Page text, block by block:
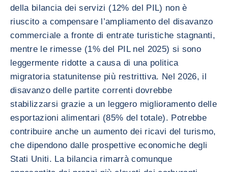
della bilancia dei servizi (12% del PIL) non è
riuscito a compensare l’ampliamento del disavanzo
commerciale a fronte di entrate turistiche stagnanti,
mentre le rimesse (1% del PIL nel 2025) si sono
leggermente ridotte a causa di una politica
migratoria statunitense più restrittiva. Nel 2026, il
disavanzo delle partite correnti dovrebbe
stabilizzarsi grazie a un leggero miglioramento delle
esportazioni alimentari (85% del totale). Potrebbe
contribuire anche un aumento dei ricavi del turismo,
che dipendono dalle prospettive economiche degli
Stati Uniti. La bilancia rimarrà comunque